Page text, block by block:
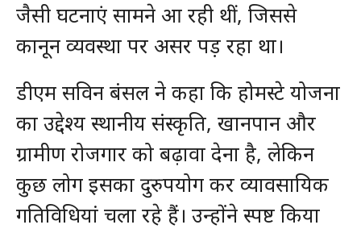
जैसी घटनाएं सामने आ रही थीं, जिससे
कानून व्यवस्था पर असर पड़ रहा था।
डीएम सविन बंसल ने कहा कि होमस्टे योजना
का उद्देश्य स्थानीय संस्कृति, खानपान और
ग्रामीण रोजगार को बढ़ावा देना है, लेकिन
कुछ लोग इसका दुरुपयोग कर व्यावसायिक
गतिविधियां चला रहे हैं। उन्होंने स्पष्ट किया